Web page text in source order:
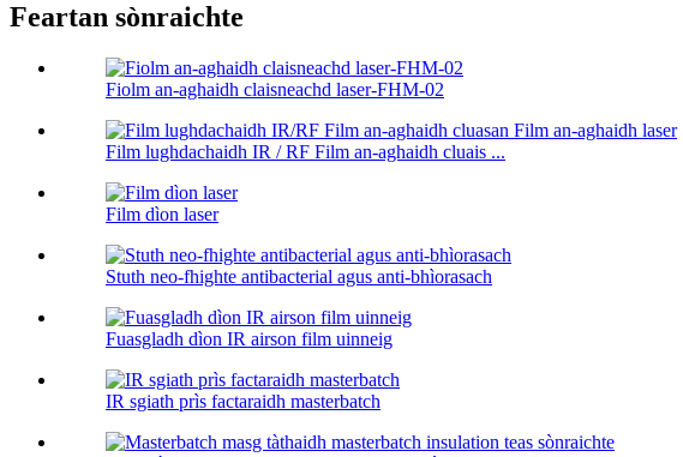
Feartan sònraichte
Fiolm an-aghaidh claisneachd laser-FHM-02
Film lughdachaidh IR / RF Film an-aghaidh cluais ...
Film dìon laser
Stuth neo-fhighte antibacterial agus anti-bhìorasach
Fuasgladh dìon IR airson film uinneig
IR sgiath prìs factaraidh masterbatch